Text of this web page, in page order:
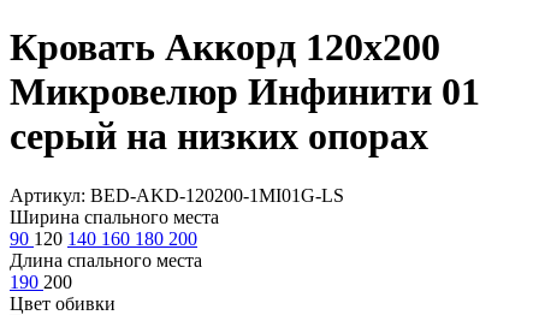
Кровать Аккорд 120х200
Микровелюр Инфинити 01
серый на низких опорах
Артикул: BED-AKD-120200-1MI01G-LS
Ширина спального места
90 120 140 160 180 200
Длина спального места
190 200
Цвет обивки